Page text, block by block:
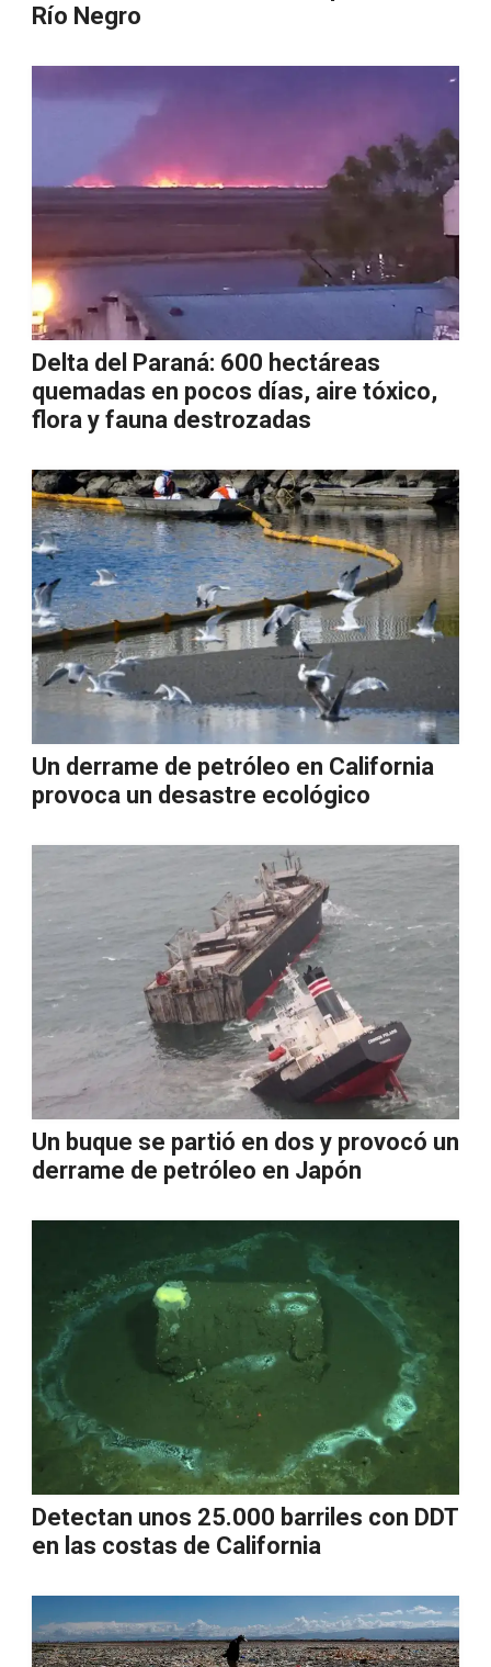
Río Negro
Delta del Paraná: 600 hectáreas
quemadas en pocos días, aire tóxico,
flora y fauna destrozadas
Un derrame de petróleo en California
provoca un desastre ecológico
Un buque se partió en dos y provocó un
derrame de petróleo en Japón
Detectan unos 25.000 barriles con DDT
en las costas de California